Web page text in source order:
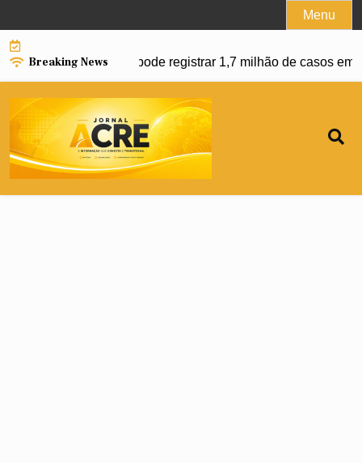
to
content
Menu
Breaking News
dengue e Brasil pode registrar 1,7 milhão de casos em